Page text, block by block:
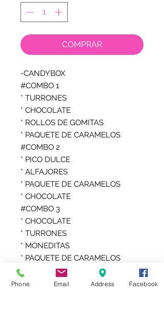
COMPRAR
-CANDYBOX
#COMBO 1
* TURRONES
* CHOCOLATE
* ROLLOS DE GOMITAS
* PAQUETE DE CARAMELOS
#COMBO 2
* PICO DULCE
* ALFAJORES
* PAQUETE DE CARAMELOS
* CHOCOLATE
#COMBO 3
* CHOCOLATE
* TURRONES
* MONEDITAS
* PAQUETE DE CARAMELOS
#COMBO 4
* PICO DULCE
Phone Email Address Facebook